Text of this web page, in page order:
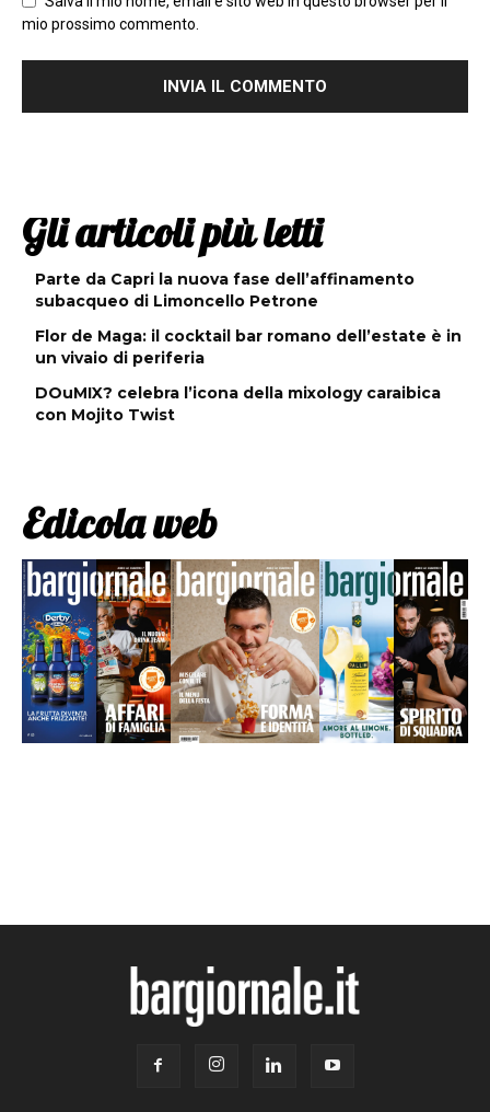
mio prossimo commento.
Gli articoli più letti
Parte da Capri la nuova fase dell’affinamento
subacqueo di Limoncello Petrone
Flor de Maga: il cocktail bar romano dell’estate è in
un vivaio di periferia
DOuMIX? celebra l’icona della mixology caraibica
con Mojito Twist
Edicola web